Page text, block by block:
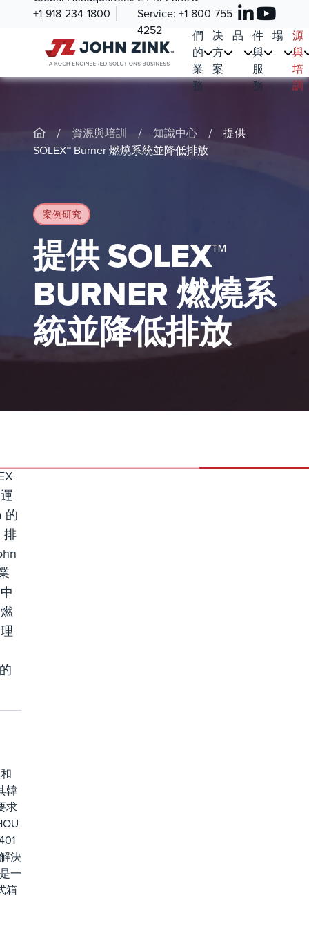
+1-918-234-1800
Service: +1-800-755-
4252
我
們
的
業
務
解
决
方
案
產
品
零
件
與
服
務
市
場 源
與
培
訓
/ 資源與培訓 / 知識中心 /
提供
SOLEX™ Burner 燃燒系統並降低排放
案例研究
提供 SOLEX™
BURNER 燃燒系
統並降低排放
的
排
韓
求
決
一
箱